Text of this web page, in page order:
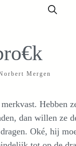
Mergen
Hebben
dan willen ze
Oké, hij